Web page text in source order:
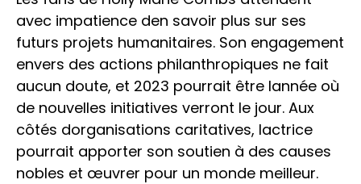
avec impatience den savoir plus sur ses
futurs projets humanitaires. Son engagement
envers des actions philanthropiques ne fait
aucun doute, et 2023 pourrait être lannée où
de nouvelles initiatives verront le jour. Aux
côtés dorganisations caritatives, lactrice
pourrait apporter son soutien à des causes
nobles et œuvrer pour un monde meilleur.